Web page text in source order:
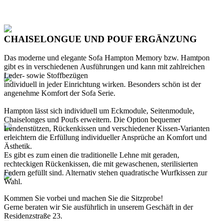
CHAISELONGUE UND POUF ERGÄNZUNG
Das moderne und elegante Sofa Hampton Memory bzw. Hamtpon
gibt es in verschiedenen Ausführungen und kann mit zahlreichen
Leder- sowie Stoffbezügen
individuell in jeder Einrichtung wirken. Besonders schön ist der
angenehme Komfort der Sofa Serie.
Hampton lässt sich individuell um Eckmodule, Seitenmodule,
Chaiselonges und Poufs erweitern. Die Option bequemer
Lendenstützen, Rückenkissen und verschiedener Kissen-Varianten
erleichtern die Erfüllung individueller Ansprüche an Komfort und
Ästhetik.
Es gibt es zum einen die traditionelle Lehne mit geraden,
rechteckigen Rückenkissen, die mit gewaschenen, sterilisierten
Federn gefüllt sind. Alternativ stehen quadratische Wurfkissen zur
Wahl.
Kommen Sie vorbei und machen Sie die Sitzprobe!
Gerne beraten wir Sie ausführlich in unserem Geschäft in der
Residenzstraße 23.